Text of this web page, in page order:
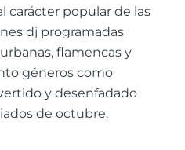
carácter popular de las
dj programadas
flamencas y
géneros como
y desenfadado
de octubre.